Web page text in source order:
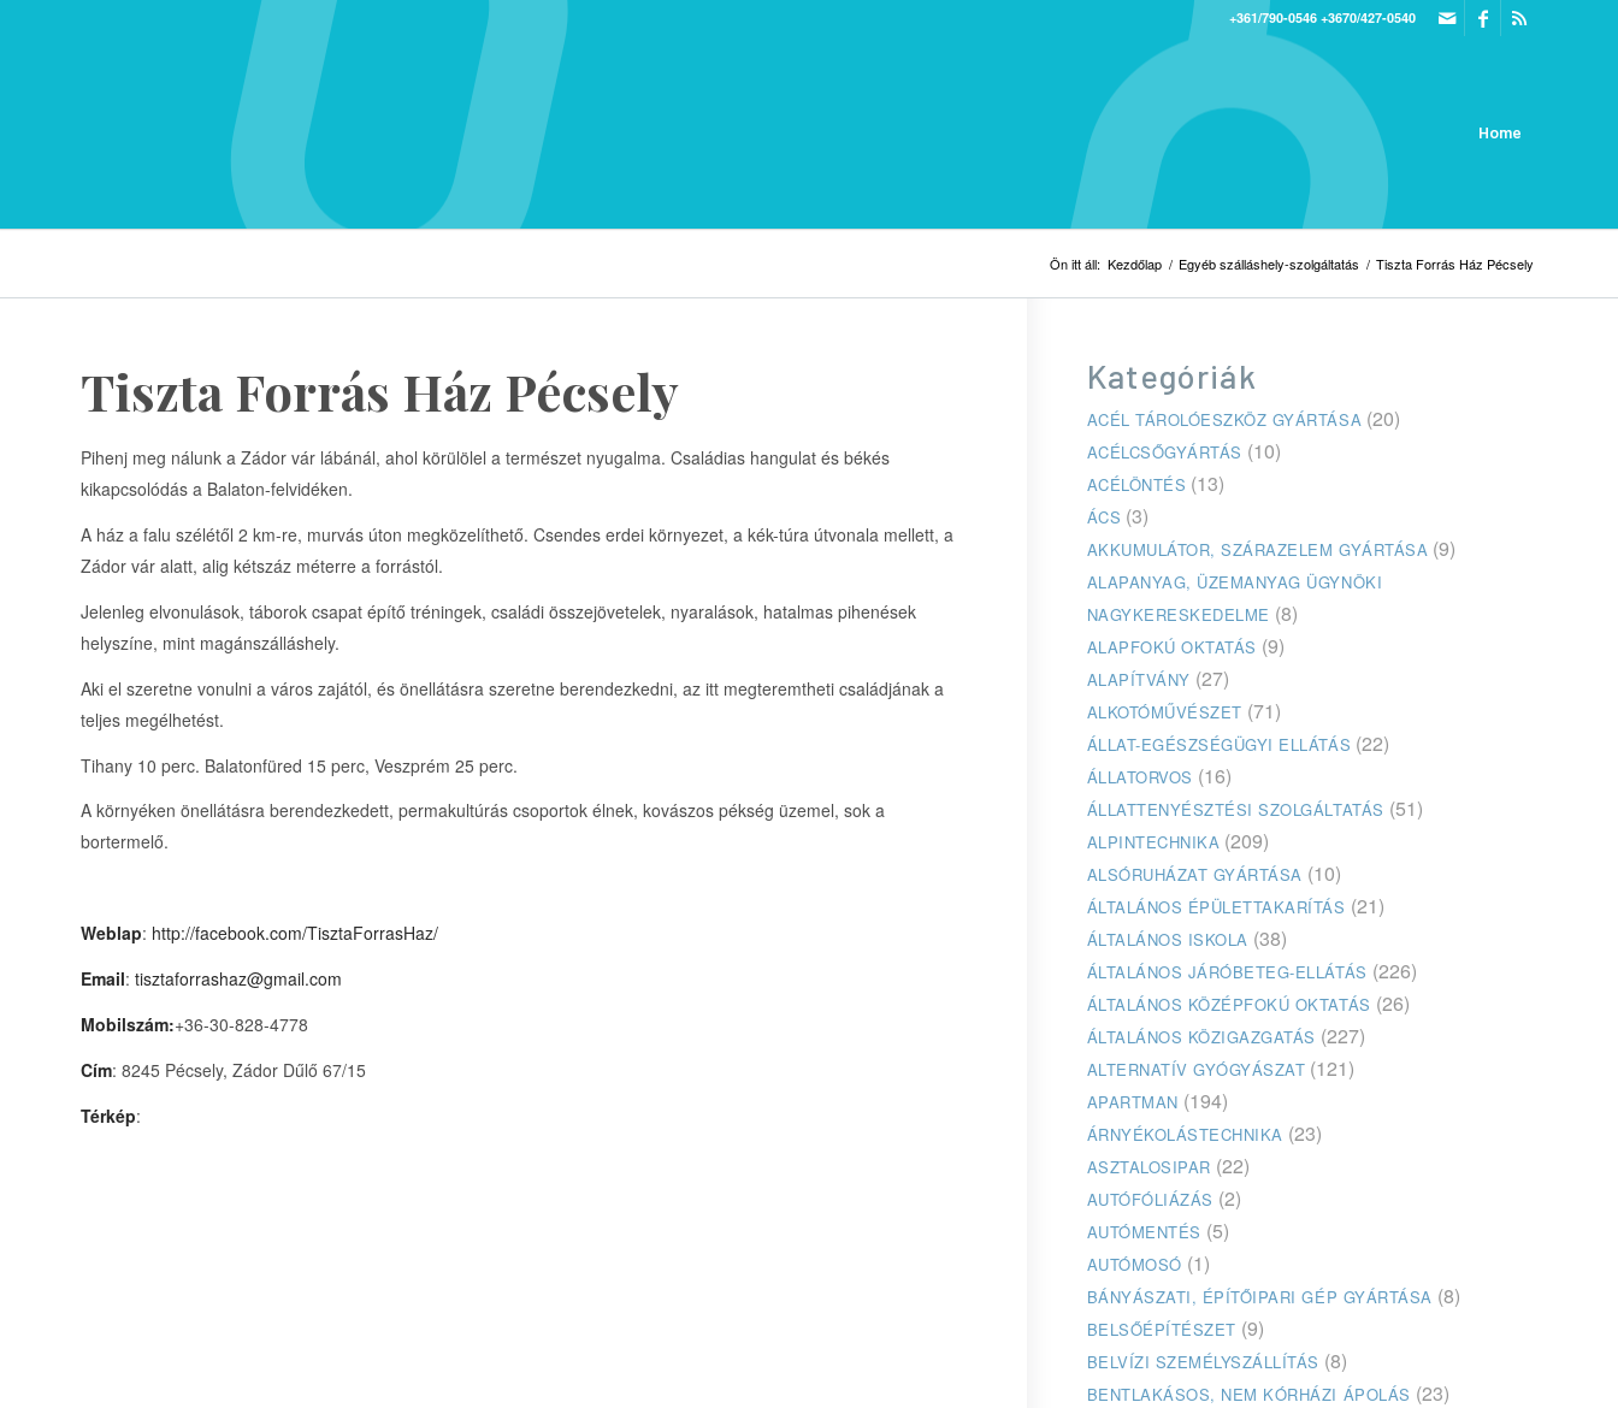
+361/790-0546 +3670/427-0540
Home
Ön itt áll: Kezdőlap / Egyéb szálláshely-szolgáltatás / Tiszta Forrás Ház Pécsely
Tiszta Forrás Ház Pécsely
Pihenj meg nálunk a Zádor vár lábánál, ahol körülölel a természet nyugalma. Családias hangulat és békés
kikapcsolódás a Balaton-felvidéken.
A ház a falu szélétől 2 km-re, murvás úton megközelíthető. Csendes erdei környezet, a kék-túra útvonala mellett, a
Zádor vár alatt, alig kétszáz méterre a forrástól.
Jelenleg elvonulások, táborok csapat építő tréningek, családi összejövetelek, nyaralások, hatalmas pihenések
helyszíne, mint magánszálláshely.
Aki el szeretne vonulni a város zajától, és önellátásra szeretne berendezkedni, az itt megteremtheti családjának a
teljes megélhetést.
Tihany 10 perc. Balatonfüred 15 perc, Veszprém 25 perc.
A környéken önellátásra berendezkedett, permakultúrás csoportok élnek, kovászos pékség üzemel, sok a
bortermelő.
Weblap: http://facebook.com/TisztaForrasHaz/
Email: tisztaforrashaz@gmail.com
Mobilszám:+36-30-828-4778
Cím: 8245 Pécsely, Zádor Dűlő 67/15
Térkép:
Kategóriák
ACÉL TÁROLÓESZKÖZ GYÁRTÁSA (20)
ACÉLCSŐGYÁRTÁS (10)
ACÉLÖNTÉS (13)
ÁCS (3)
AKKUMULÁTOR, SZÁRAZELEM GYÁRTÁSA (9)
ALAPANYAG, ÜZEMANYAG ÜGYNÖKI
NAGYKERESKEDELME (8)
ALAPFOKÚ OKTATÁS (9)
ALAPÍTVÁNY (27)
ALKOTÓMŰVÉSZET (71)
ÁLLAT-EGÉSZSÉGÜGYI ELLÁTÁS (22)
ÁLLATORVOS (16)
ÁLLATTENYÉSZTÉSI SZOLGÁLTATÁS (51)
ALPINTECHNIKA (209)
ALSÓRUHÁZAT GYÁRTÁSA (10)
ÁLTALÁNOS ÉPÜLETTAKARÍTÁS (21)
ÁLTALÁNOS ISKOLA (38)
ÁLTALÁNOS JÁRÓBETEG-ELLÁTÁS (226)
ÁLTALÁNOS KÖZÉPFOKÚ OKTATÁS (26)
ÁLTALÁNOS KÖZIGAZGATÁS (227)
ALTERNATÍV GYÓGYÁSZAT (121)
APARTMAN (194)
ÁRNYÉKOLÁSTECHNIKA (23)
ASZTALOSIPAR (22)
AUTÓFÓLIÁZÁS (2)
AUTÓMENTÉS (5)
AUTÓMOSÓ (1)
BÁNYÁSZATI, ÉPÍTŐIPARI GÉP GYÁRTÁSA (8)
BELSŐÉPÍTÉSZET (9)
BELVÍZI SZEMÉLYSZÁLLÍTÁS (8)
BENTLAKÁSOS, NEM KÓRHÁZI ÁPOLÁS (23)